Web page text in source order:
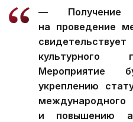
— Получение
на проведение
культурного
Мероприятие
укреплению
и повышению